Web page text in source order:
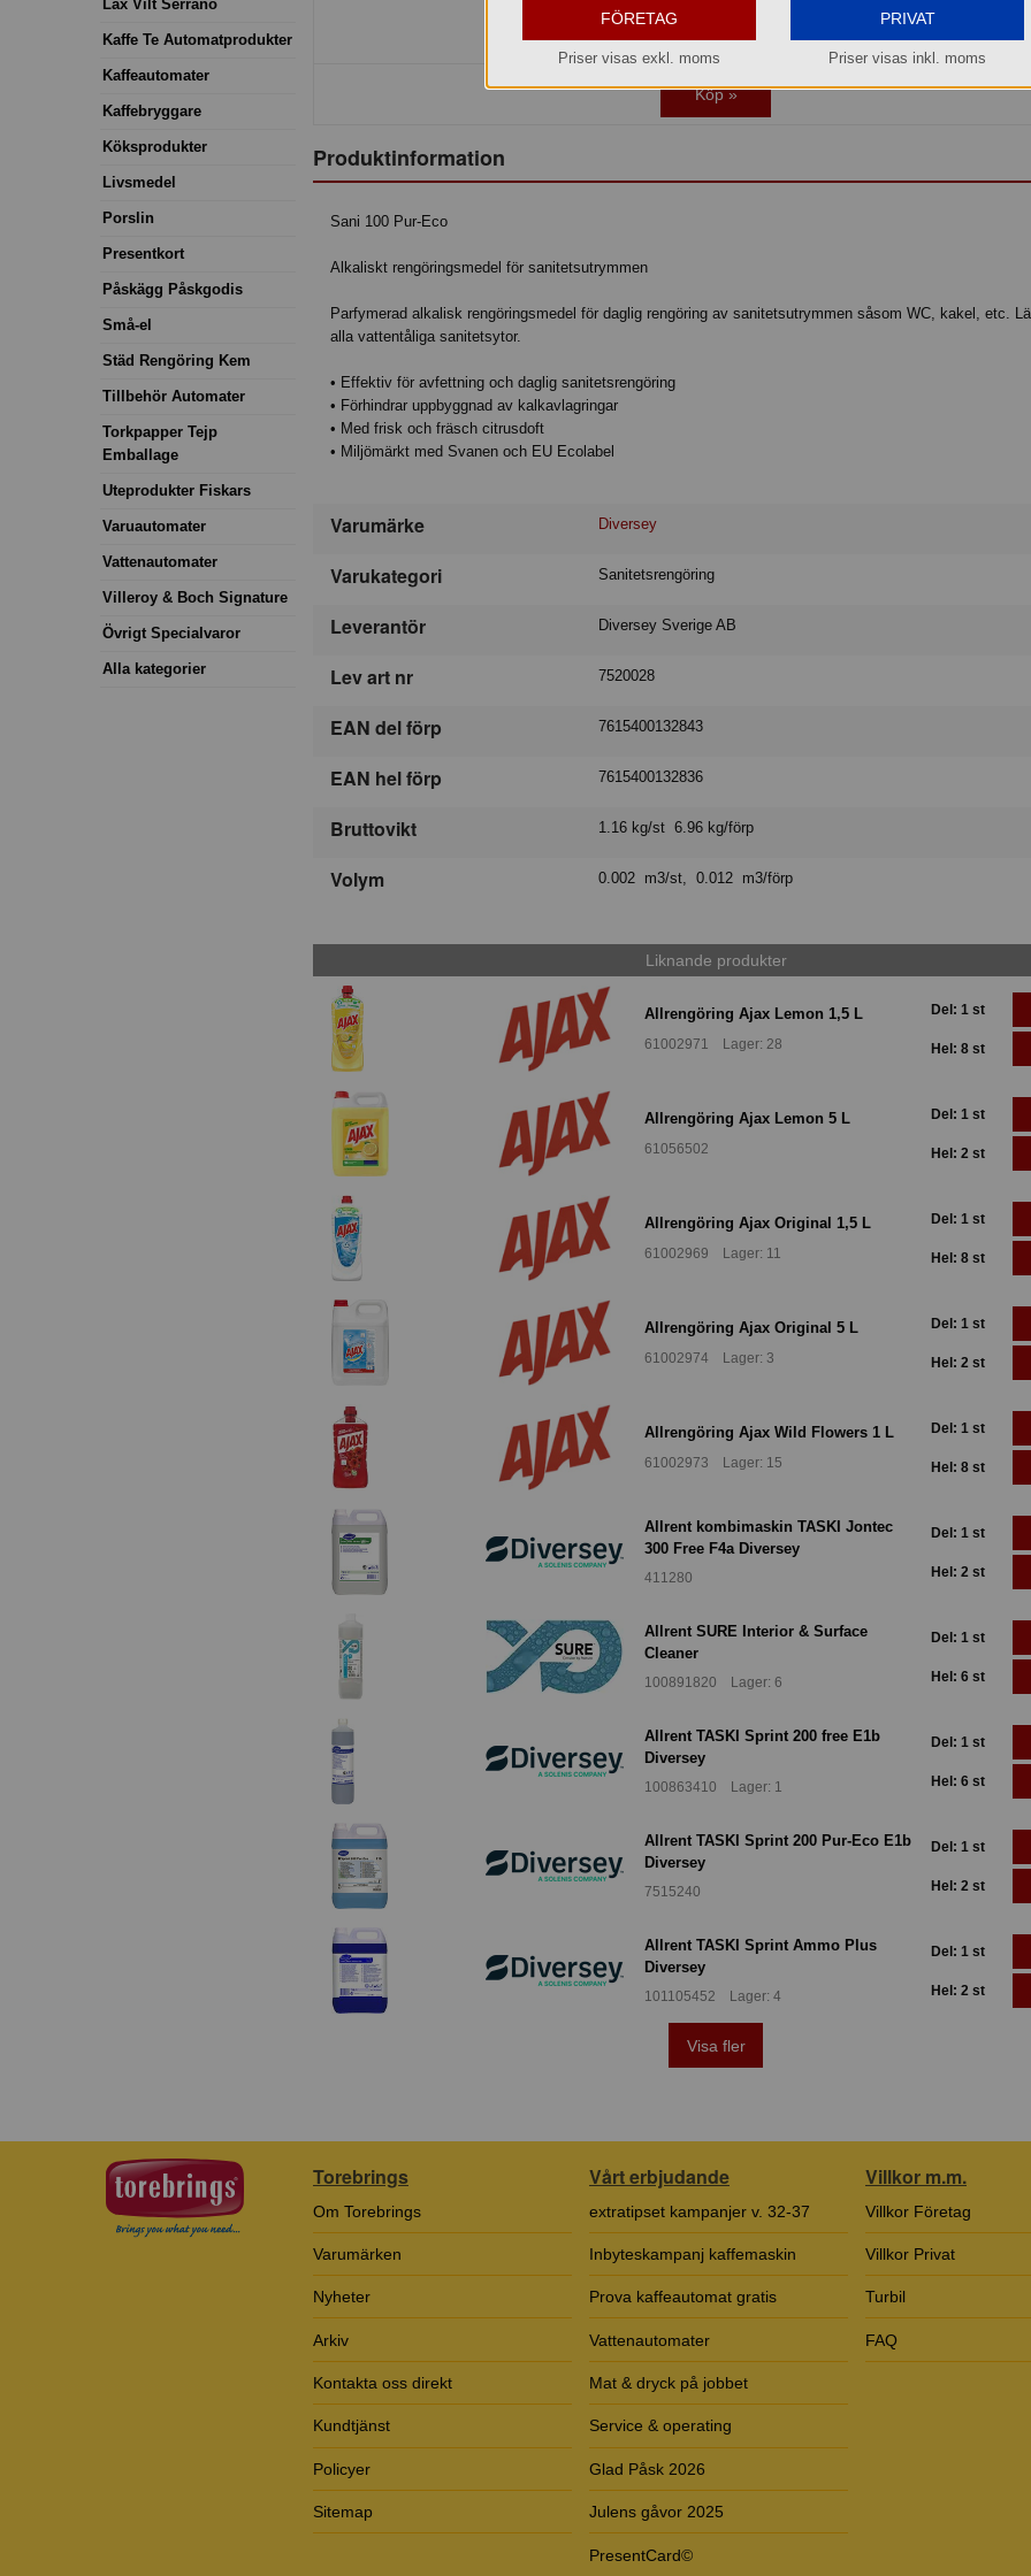
Lax Vilt Serrano
Kaffe Te Automatprodukter
Kaffeautomater
Kaffebryggare
Köksprodukter
Livsmedel
Porslin
Presentkort
Påskägg Påskgodis
Små-el
Städ Rengöring Kem
Tillbehör Automater
Torkpapper Tejp
Emballage
Uteprodukter Fiskars
Varuautomater
Vattenautomater
Villeroy & Boch Signature
Övrigt Specialvaror
Alla kategorier
Jmf.pris:
Lager: 22 del av förp.
Köp »
Produktinformation
Sani 100 Pur-Eco
Alkaliskt rengöringsmedel för sanitetsutrymmen
Parfymerad alkalisk rengöringsmedel för daglig rengöring av sanitetsutrymmen såsom WC, kakel, etc.
alla vattentåliga sanitetsytor.
• Effektiv för avfettning och daglig sanitetsrengöring
• Förhindrar uppbyggnad av kalkavlagringar
• Med frisk och fräsch citrusdoft
• Miljömärkt med Svanen och EU Ecolabel
Varumärke Diversey
Varukategori Sanitetsrengöring
Leverantör Diversey Sverige AB
Lev art nr 7520028
EAN del förp 7615400132843
EAN hel förp 7615400132836
Bruttovikt 1.16 kg/st 6.96 kg/förp
Volym 0.002 m3/st, 0.012 m3/förp
Liknande produkter
Allrengöring Ajax Lemon 1,5 L
61002971 Lager: 28
Del: 1 st
Hel: 8 st
Allrengöring Ajax Lemon 5 L
61056502
Del: 1 st
Hel: 2 st
Allrengöring Ajax Original 1,5 L
61002969 Lager: 11
Del: 1 st
Hel: 8 st
Allrengöring Ajax Original 5 L
61002974 Lager: 3
Del: 1 st
Hel: 2 st
Allrengöring Ajax Wild Flowers 1 L
61002973 Lager: 15
Del: 1 st
Hel: 8 st
Allrent kombimaskin TASKI Jontec
300 Free F4a Diversey
411280
Del: 1 st
Hel: 2 st
Allrent SURE Interior & Surface
Cleaner
100891820 Lager: 6
Del: 1 st
Hel: 6 st
Allrent TASKI Sprint 200 free E1b
Diversey
100863410 Lager: 1
Del: 1 st
Hel: 6 st
Allrent TASKI Sprint 200 Pur-Eco E1b
Diversey
7515240
Del: 1 st
Hel: 2 st
Allrent TASKI Sprint Ammo Plus
Diversey
101105452 Lager: 4
Del: 1 st
Hel: 2 st
Visa fler
Torebrings
Om Torebrings
Varumärken
Nyheter
Arkiv
Kontakta oss direkt
Kundtjänst
Policyer
Sitemap
Vårt erbjudande
extratipset kampanjer v. 32-37
Inbyteskampanj kaffemaskin
Prova kaffeautomat gratis
Vattenautomater
Mat & dryck på jobbet
Service & operating
Glad Påsk 2026
Julens gåvor 2025
PresentCard©
Villkor m.m.
Villkor Företag
Villkor Privat
Turbil
FAQ
FÖRETAG
Priser visas exkl. moms
PRIVAT
Priser visas inkl. moms